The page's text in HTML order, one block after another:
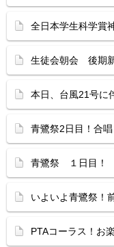
全日本学生科学
生徒会朝会 後期
本日、台風21号に
青鷺祭2日目！合
青鷺祭 １日目！
いよいよ青鷺祭！
PTAコーラス！お